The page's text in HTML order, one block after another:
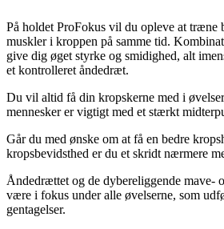
På holdet ProFokus vil du opleve at træne
muskler i kroppen på samme tid.
give dig øget styrke og smidighed, alt
et kontrolleret åndedræt.
Du vil altid få din kropskerne med i
mennesker er vigtigt med et stærkt
Går du med ønske om at få en bedre
kropsbevidsthed er du et skridt nærmere
Åndedrættet og de dybereliggende mave-
være i fokus under alle øvelserne, som
gentagelser.